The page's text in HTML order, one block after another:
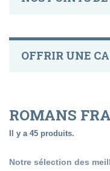
OFFRIR UNE
ROMANS
Il y a 45 produits.
Notre sélection des